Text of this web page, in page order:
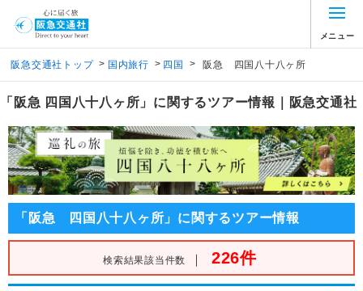
メニュー
阪急交通社トップ > 国内旅行 > 四国 > 阪急 四国八十八ヶ所
「阪急 四国八十八ヶ所」に関するツアー情報｜阪急交通社
「阪急 四国八十八ヶ所」に関するツアー情報
検索結果該当件数 ｜ 226件